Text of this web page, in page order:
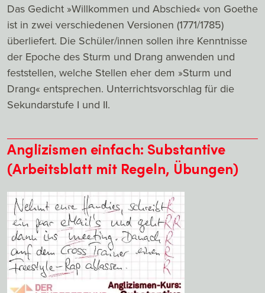
Das Gedicht »Willkommen und Abschied« von Goethe
ist in zwei verschiedenen Versionen (1771/1785)
überliefert. Die Schüler/innen sollen ihre Kenntnisse
der Epoche des Sturm und Drang anwenden und
feststellen, welche Stellen eher dem »Sturm und
Drang« entsprechen. Unterrichtsvorschlag für die
Sekundarstufe I und II.
Anglizismen einfach: Substantive
(Arbeitsblatt mit Regeln, Übungen)